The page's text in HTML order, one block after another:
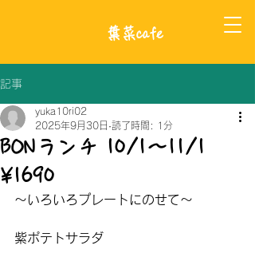
​葉菜cafe
記事
BONランチ 10/1〜11/1
¥1690
yuka10ri02
2025年9月30日 読了時間: 1分
〜いろいろプレートにのせて〜
紫ポテトサラダ